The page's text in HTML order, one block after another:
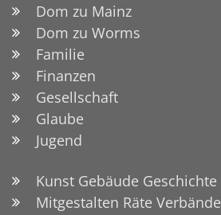
Dom zu Mainz
Dom zu Worms
Familie
Finanzen
Gesellschaft
Glaube
Jugend
Kunst Gebäude Geschichte
Mitgestalten Räte Verbände